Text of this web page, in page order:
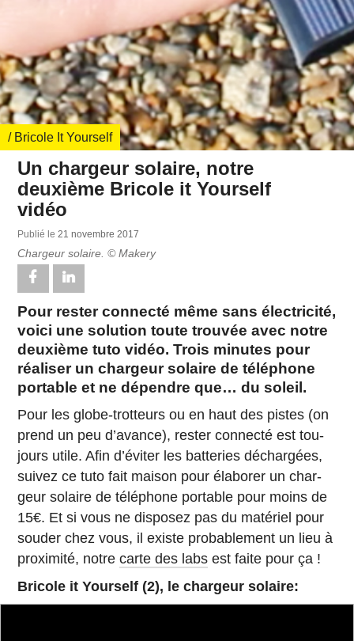
/ Bricole It Yourself
Un chargeur solaire, notre
deuxième Bricole it Yourself
vidéo
Publié le 21 no­vembre 2017
Char­geur solaire. © Makery
Pour rester connecté même sans électricité,
voici une solution toute trouvée avec notre
deuxième tuto vidéo. Trois minutes pour
réaliser un chargeur solaire de téléphone
portable et ne dépendre que… du soleil.
Pour les globe-trot­teurs ou en haut des pistes (on
prend un peu d’avance), rester connecté est tou­
jours utile. Afin d’évi­ter les bat­te­ries dé­char­gées,
suivez ce tuto fait maison pour éla­bo­rer un char­
geur solaire de té­lé­phone por­table pour moins de
15€. Et si vous ne dis­po­sez pas du ma­té­riel pour
souder chez vous, il existe pro­ba­ble­ment un lieu à
proxi­mité, notrecarte des labs est faite pour ça !
Bricole it Your­self (2), le char­geur solaire: